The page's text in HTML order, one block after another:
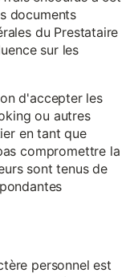
documents
du Prestataire
sur les
d'accepter les
ou autres
en tant que
compromettre la
sont tenus de
personnel est